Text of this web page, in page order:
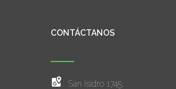
CONTÁCTANOS
San Isidro 1745,